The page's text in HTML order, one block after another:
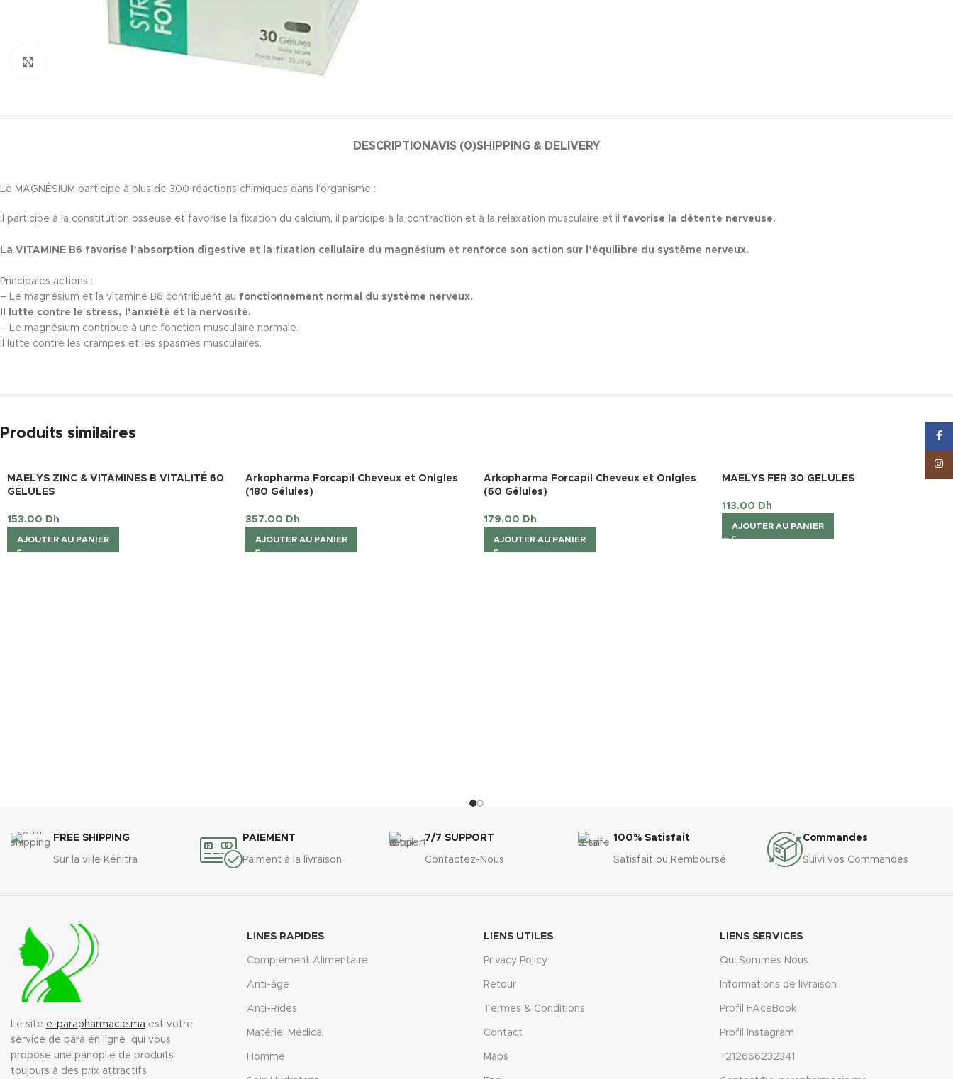
DESCRIPTIONAVIS (0)SHIPPING & DELIVERY
Le MAGNÉSIUM participe à plus de 300 réactions chimiques dans l’organisme :
Il participe à la constitution osseuse et favorise la fixation du calcium, il participe à la contraction et à la relaxation musculaire et il favorise la détente nerveuse.
La VITAMINE B6 favorise l’absorption digestive et la fixation cellulaire du magnésium et renforce son action sur l’équilibre du système nerveux.
Principales actions :
– Le magnésium et la vitamine B6 contribuent au fonctionnement normal du système nerveux.
Il lutte contre le stress, l’anxiété et la nervosité.
– Le magnésium contribue à une fonction musculaire normale.
Il lutte contre les crampes et les spasmes musculaires.
Produits similaires
MAELYS ZINC & VITAMINES B VITALITÉ 60
GÉLULES
153.00 Dh
AJOUTER AU PANIER
Arkopharma Forcapil Cheveux et Onlgles
(180 Gélules)
357.00 Dh
AJOUTER AU PANIER
Arkopharma Forcapil Cheveux et Onlgles
(60 Gélules)
179.00 Dh
AJOUTER AU PANIER
MAELYS FER 30 GELULES
113.00 Dh
AJOUTER AU PANIER
FREE SHIPPING
Sur la ville Kénitra
PAIEMENT
Paiment à la livraison
7/7 SUPPORT
Contactez-Nous
100% Satisfait
Satisfait ou Remboursé
Commandes
Suivi vos Commandes
Le site e-parapharmacie.ma est votre
service de para en ligne qui vous
propose une panoplie de produits
toujours à des prix attractifs
LINES RAPIDES
Complément Alimentaire
Anti-âge
Anti-Rides
Matériel Médical
Homme
LIENS UTILES
Privacy Policy
Retour
Termes & Conditions
Contact
Maps
LIENS SERVICES
Qui Sommes Nous
Informations de livraison
Profil FAceBook
Profil Instagram
+212666232341